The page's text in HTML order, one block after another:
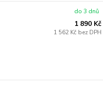
1 890 Kč
1 562 Kč bez DPH
do 3 dnů